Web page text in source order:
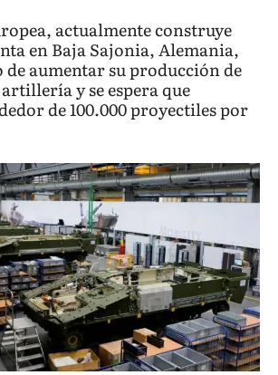
actualmente construye
en Baja Sajonia, Alemania,
aumentar su producción de
y se espera que
de 100.000 proyectiles por